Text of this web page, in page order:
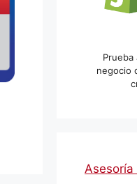
Prueba
negocio
Asesoría